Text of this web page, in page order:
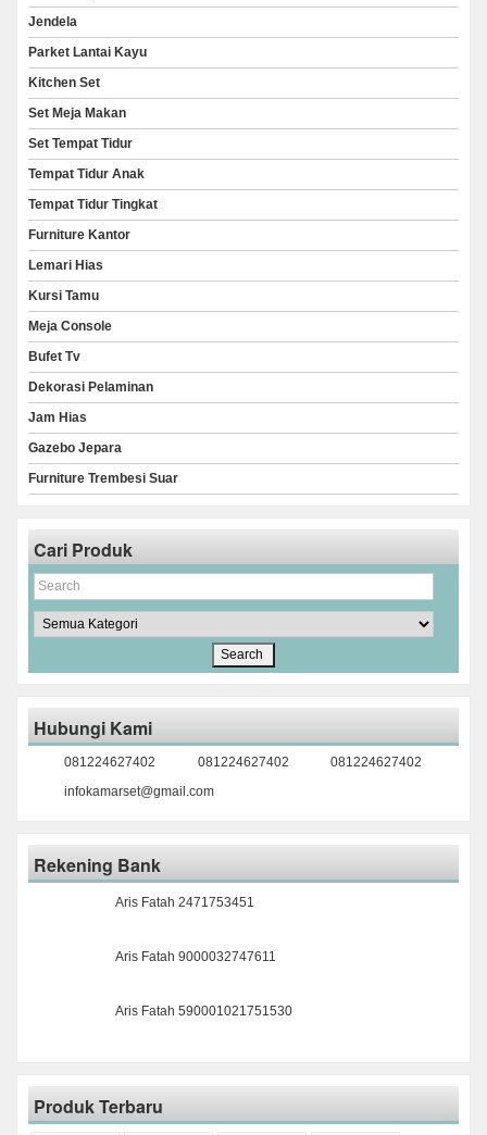
Jendela
Parket Lantai Kayu
Kitchen Set
Set Meja Makan
Set Tempat Tidur
Tempat Tidur Anak
Tempat Tidur Tingkat
Furniture Kantor
Lemari Hias
Kursi Tamu
Meja Console
Bufet Tv
Dekorasi Pelaminan
Jam Hias
Gazebo Jepara
Furniture Trembesi Suar
Cari Produk
Hubungi Kami
081224627402 081224627402
081224627402
infokamarset@gmail.com
Rekening Bank
Aris Fatah 2471753451
Aris Fatah 9000032747611
Aris Fatah 590001021751530
Produk Terbaru